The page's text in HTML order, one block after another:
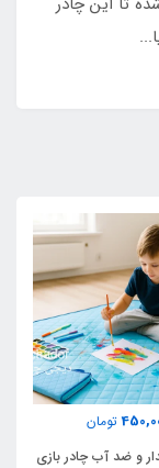
تومان
و ضد آب چادر بازی